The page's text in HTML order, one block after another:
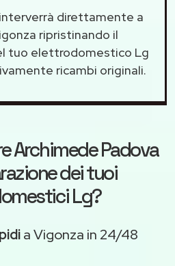
direttamente a
ripristinando il
tuo elettrodomestico Lg
ricambi originali.
Archimede Padova
dei tuoi
Lg?
a Vigonza in 24/48